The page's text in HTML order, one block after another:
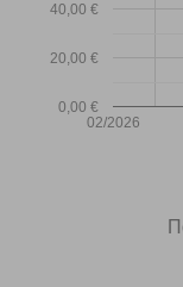
02/2026
0,00 €
20,00 €
40,00 €